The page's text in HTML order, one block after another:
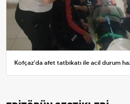
Kofçaz'da afet tatbikatı ile acil durum